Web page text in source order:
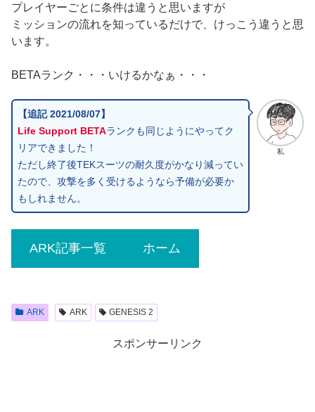
プレイヤーごとに条件は違うと思いますが
ミッションの流れを知っているだけで、けっこう違うと思
います。
BETAランク・・・いけるかなぁ・・・
私
【追記 2021/08/07】
Life Support BETAランクも同じようにやってク
リアできました！
ただし終了後TEKスーツの耐久度がかなり減ってい
たので、攻撃を多く受けるようなら予備が必要か
もしれません。
ARK記事一覧 ホーム
ARK ARK GENESIS 2
スポンサーリンク